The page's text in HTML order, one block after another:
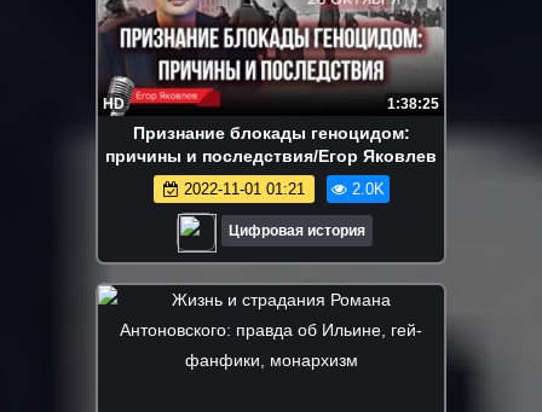
HD 1:38:25
Признание блокады геноцидом:
причины и последствия/Егор Яковлев
2022-11-01 01:21 2.0K
Цифровая история